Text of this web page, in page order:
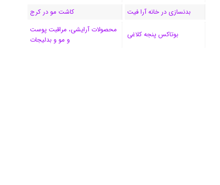
بدنسازی در خانه آرا فیت
کاشت مو در کرج
بوتاکس پنجه کلاغی
محصولات آرایشی، مراقبت پوست
و مو و بدلیجات